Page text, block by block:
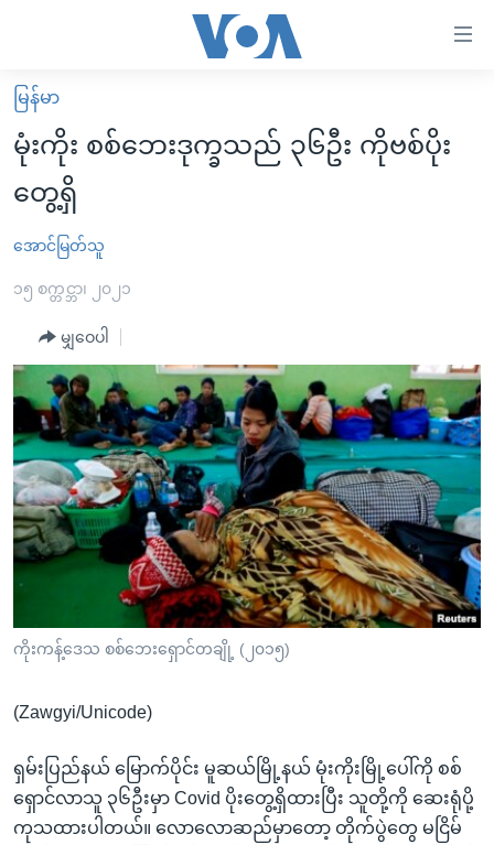
လွယ်ကူ
စေ
Link
များ
ပင်မ
ကြည့်
ရန်
ပင်မ
အ
ညွန်း
စာမျက်နှာ
ကြည့်
ရှာဖွေ
နေရာ
သို့
ကျော်
မူလစာမျက်နှာ
မြန်မာ
ကမ္ဘာ့သတင်းများ
နိုင်ငံတကာ
အစ္စရေး-ပါလက်စတိုင်း
ဗွီဒီယို
အင်္ဂလိပ်စာလေ့လာမယ်
အမေရိကန်သုံးအီဒီယံ
မကြေးမုံရဲ့ အင်္ဂလိပ်စာ
ရုပ်ရှင်ထဲက အင်္ဂလိပ်စာ
သုတပဒေသာ အင်္ဂလိပ်စာ
အပတ်စဉ်ကဏ္ဍများ
ရေဒီယို
တီဗွီ
ရေဒီယိုနှင့်ရုပ်သံ အချက်အလက်များ
ရေဒီယို/တီဗွီအစီအစဉ်
Learning English
ဗွီအိုအေ လူမှုကွန်ယက်များ
မြန်မာ
မုံးကိုး စစ်ဘေးဒုက္ခသည် ၃၆ဦး ကိုဗစ်ပိုး
တွေ့ရှိ
အောင်မြတ်သူ
၁၅ စက္တင္ဘာ၊ ၂၀၂၁
မျှဝေပါ
ကိုးကန့်ဒေသ စစ်ဘေးရှောင်တချို့ (၂၀၁၅)
(Zawgyi/Unicode)
ရှမ်းပြည်နယ် မြောက်ပိုင်း မူဆယ်မြို့နယ် မုံးကိုးမြို့ပေါ်ကို စစ်
ရှောင်လာသူ ၃၆ဦးမှာ Covid ပိုးတွေ့ရှိထားပြီး သူတို့ကို ဆေးရုံပို့
ကုသထားပါတယ်။ လောလောဆည်မှာတော့ တိုက်ပွဲတွေ မငြိမ်